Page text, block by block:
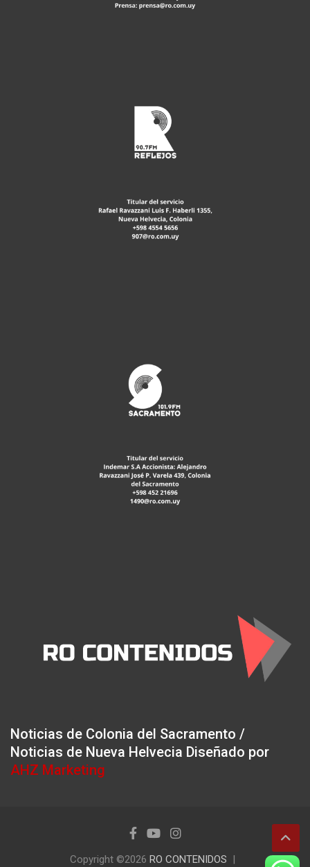
Noticias de Colonia del Sacramento /
Noticias de Nueva Helvecia Diseñado por
AHZ Marketing
Copyright ©2026 RO CONTENIDOS